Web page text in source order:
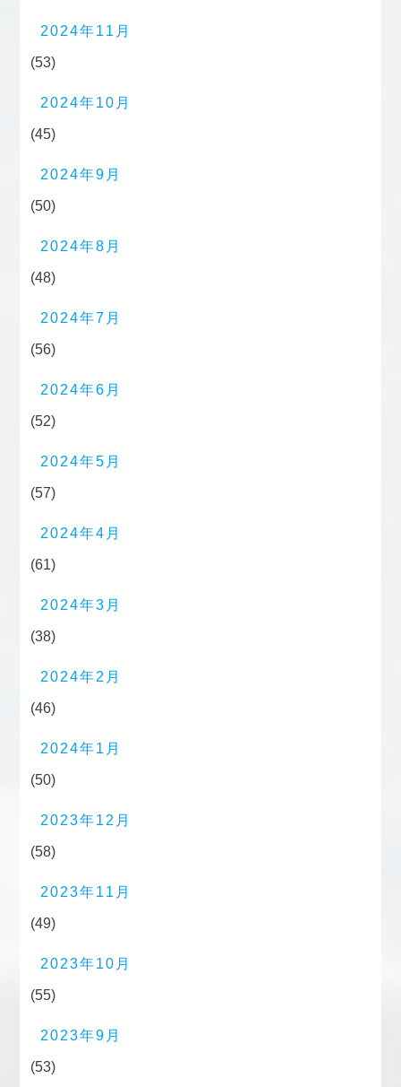
2024年11月
(53)
2024年10月
(45)
2024年9月
(50)
2024年8月
(48)
2024年7月
(56)
2024年6月
(52)
2024年5月
(57)
2024年4月
(61)
2024年3月
(38)
2024年2月
(46)
2024年1月
(50)
2023年12月
(58)
2023年11月
(49)
2023年10月
(55)
2023年9月
(53)